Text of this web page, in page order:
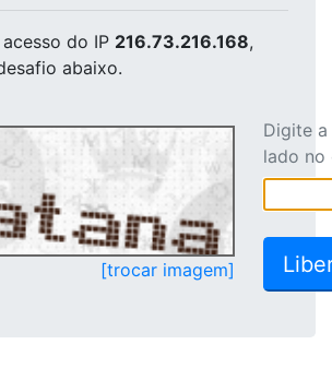
do IP 216.73.216.168,
abaixo.
[trocar imagem]
Digite
lado no